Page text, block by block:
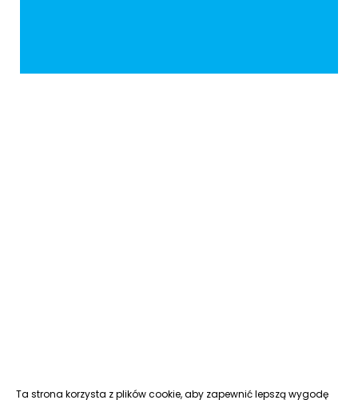
Ta strona korzysta z plików cookie, aby zapewnić lepszą wygodę